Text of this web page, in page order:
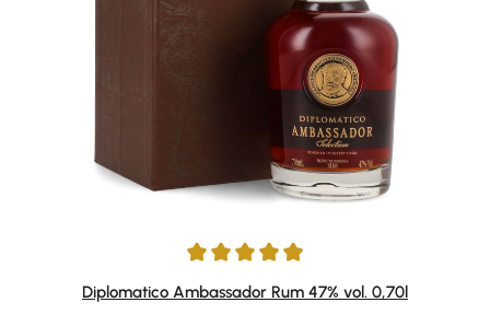
Average rating of 4.92 out of 5 stars
Diplomatico Ambassador Rum 47% vol. 0,70l